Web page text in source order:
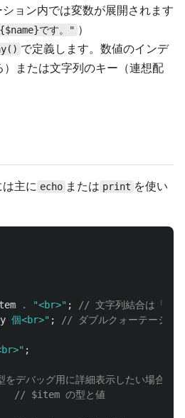
ョン内では変数が展開されます
です。" ）
で定義します。数値のインデ
または文字列のキー（連想配
主に echo または print を使い
. "<br>" ;
// 文字列結合は「.」
個<br>" ; // ダブルクォーテーショ
;
デバッグ用に詳細表示したい場合
// $item の型と値